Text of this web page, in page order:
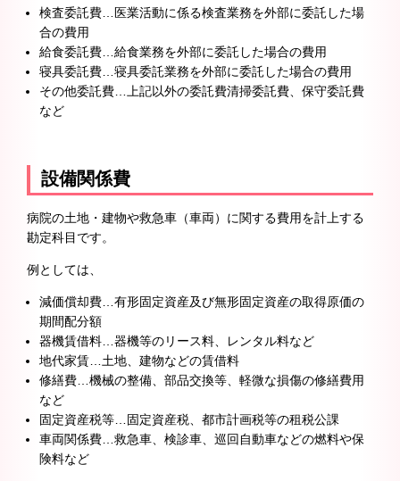
検査委託費…医業活動に係る検査業務を外部に委託した場
合の費用
給食委託費…給食業務を外部に委託した場合の費用
寝具委託費…寝具委託業務を外部に委託した場合の費用
その他委託費…上記以外の委託費清掃委託費、保守委託費
など
設備関係費
病院の土地・建物や救急車（車両）に関する費用を計上する
勘定科目です。
例としては、
減価償却費…有形固定資産及び無形固定資産の取得原価の
期間配分額
器機賃借料…器機等のリース料、レンタル料など
地代家賃…土地、建物などの賃借料
修繕費…機械の整備、部品交換等、軽微な損傷の修繕費用
など
固定資産税等…固定資産税、都市計画税等の租税公課
車両関係費…救急車、検診車、巡回自動車などの燃料や保
険料など